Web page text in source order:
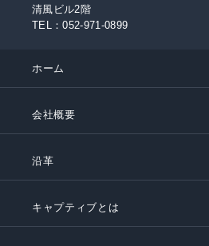
清風ビル2階
TEL：052-971-0899
ホーム
会社概要
沿革
キャプティブとは